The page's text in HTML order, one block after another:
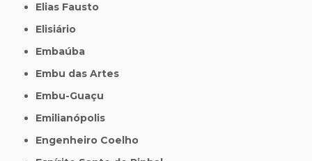
Elias Fausto
Elisiário
Embaúba
Embu das Artes
Embu-Guaçu
Emilianópolis
Engenheiro Coelho